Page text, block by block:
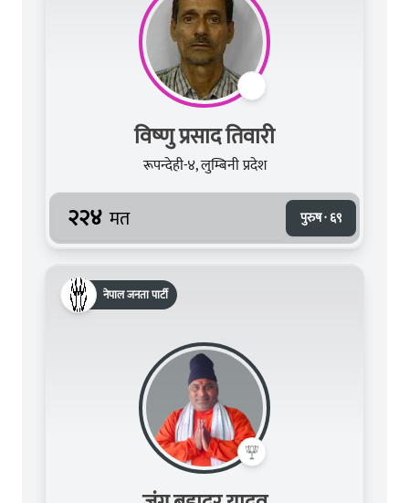
विष्‍णु प्रसाद तिवारी
रूपन्देही-४, लुम्बिनी प्रदेश
२२४ मत पुरुष · ६९
नेपाल जनता पार्टी